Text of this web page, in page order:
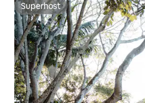
Superhost
Superhost